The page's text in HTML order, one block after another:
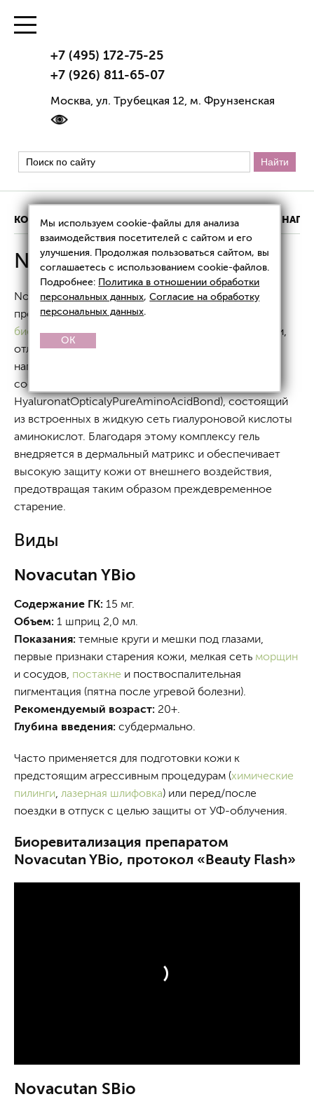
+7 (495) 172-75-25
+7 (926) 811-65-07
Москва, ул. Трубецкая 12, м. Фрунзенская
КОНТАКТЫ ИНФОРМАЦИЯ О КЛИНИКЕ НАШИ
Novacutan
Novacutan — линейка экзопротекторов,
предназначенных для проведения процедуры
биоревитализации
и комплексной anti-age терапии,
отличается от остальных интрадермальных
наполнителей и биоревитализантов уникальным
составом — это комплекс HOPAAB (от англ.
HyaluronatOpticalyPureAminoAcidBond), состоящий
из встроенных в жидкую сеть гиалуроновой кислоты
аминокислот. Благодаря этому комплексу гель
внедряется в дермальный матрикс и обеспечивает
высокую защиту кожи от внешнего воздействия,
предотвращая таким образом преждевременное
старение.
Виды
Novacutan YBio
Содержание ГК: 15 мг.
Объем: 1 шприц 2,0 мл.
Показания: темные круги и мешки под глазами,
первые признаки старения кожи, мелкая сеть морщин
и сосудов, постакне и поствоспалительная
пигментация (пятна после угревой болезни).
Рекомендуемый возраст: 20+.
Глубина введения: субдермально.
Часто применяется для подготовки кожи к
предстоящим агрессивным процедурам (химические
пилинги лазерная шлифовка) или перед/после
поездки в отпуск с целью защиты от УФ-облучения.
Биоревитализация препаратом
Novacutan YBio, протокол «Beauty Flash»
Novacutan SBio
Мы используем cookie-файлы для анализа
взаимодействия посетителей с сайтом и его
улучшения. Продолжая пользоваться сайтом, вы
соглашаетесь с использованием cookie-файлов.
Подробнее: Политика в отношении обработки
персональных данных,Согласие на обработку
персональных данных.
OK